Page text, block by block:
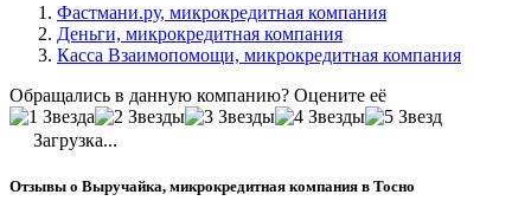
Фастмани.ру, микрокредитная компания
Деньги, микрокредитная компания
Касса Взаимопомощи, микрокредитная компания
Обращались в данную компанию? Оцените её
Загрузка...
Отзывы о Выручайка, микрокредитная компания в Тосно